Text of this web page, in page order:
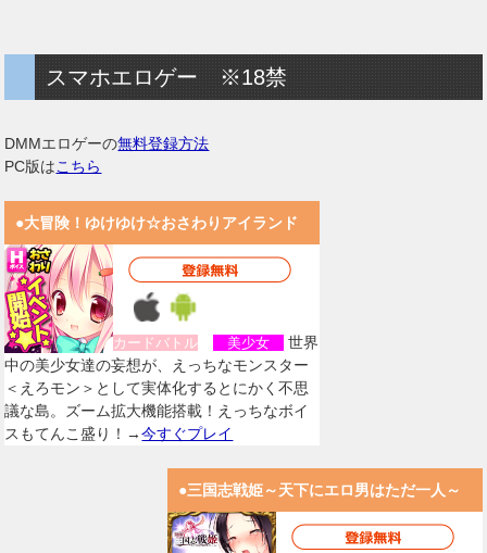
スマホエロゲー ※18禁
DMMエロゲーの無料登録方法
PC版はこちら
●大冒険！ゆけゆけ☆おさわりアイランド
カードバトル 美少女
世界
中の美少女達の妄想が、えっちなモンスター
＜えろモン＞として実体化するとにかく不思
議な島。ズーム拡大機能搭載！えっちなボイ
スもてんこ盛り！→今すぐプレイ
●三国志戦姫～天下にエロ男はただ一人～